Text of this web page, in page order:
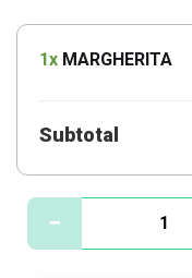
MOZZARELLA 30
CEAPA
1x MARGHERITA
Subtotal
C
−